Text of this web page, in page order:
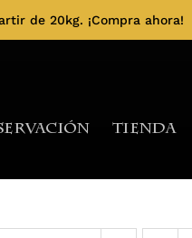
de 20kg. ¡Compra ahora!
Tienda